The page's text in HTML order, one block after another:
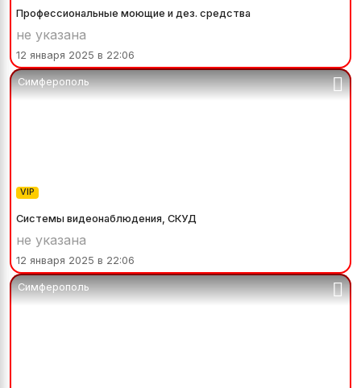
Профессиональные моющие и дез. средства
не указана
12 января 2025 в 22:06
Симферополь
VIP
Системы видеонаблюдения, СКУД
не указана
12 января 2025 в 22:06
Симферополь